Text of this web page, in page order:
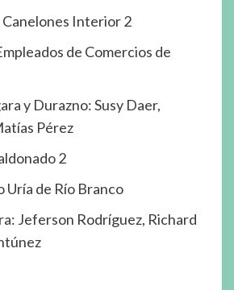
Interior 2
de Comercios de
y Durazno: Susy Daer,
Pérez
2
Uría de Río Branco
Jeferson Rodríguez, Richard